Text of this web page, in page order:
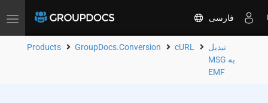
Toggle
فارسی
Products GroupDocs.Conversion cURL
تبدیل
MSG به
EMF